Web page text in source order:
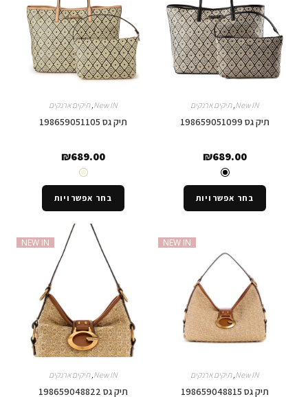
New IN
,תיקים ארנקים
תיק גס 198659051099
₪689.00
בחר אפשרויות
New IN
,תיקים ארנקים
תיק גס 198659051105
₪689.00
בחר אפשרויות
NEW IN
New IN
,תיקים ארנקים
תיק גס 198659048815
NEW IN
New IN
,תיקים ארנקים
תיק גס 198659048822